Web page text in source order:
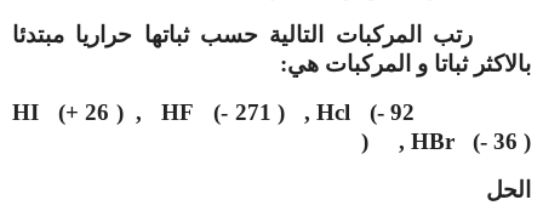
رتب المركبات التالية حسب ثباتها حراريا مبتدئا
بالاكثر ثباتا و المركبات هي:
HI (+ 26 ) , HF (- 271 ) , Hcl (- 92
) , HBr (- 36 )
الحل